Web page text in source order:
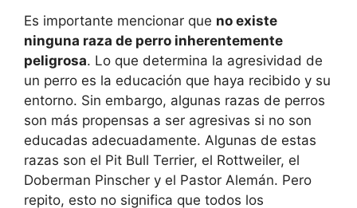
Es importante mencionar que no existe
ninguna raza de perro inherentemente
peligrosa. Lo que determina la agresividad de
un perro es la educación que haya recibido y su
entorno. Sin embargo, algunas razas de perros
son más propensas a ser agresivas si no son
educadas adecuadamente. Algunas de estas
razas son el Pit Bull Terrier, el Rottweiler, el
Doberman Pinscher y el Pastor Alemán. Pero
repito, esto no significa que todos los